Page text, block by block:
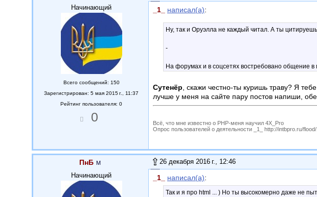
Начинающий
Всего сообщений: 150
Зарегистрирован: 5 мая 2015 г., 11:37
Рейтинг пользователя: 0
0
_1_ написал(а):
Ну, так и Оруэлла не каждый читал. А ты
-
На форумах и в соцсетях востребовано общение
Чем больше методов модерации знает
Чтоб управлять дискуссией, не обязательно
Сутенёр, скажи честно-ты куришь траву? Я
лучше у меня на сайте пару постов напиши,
Всё, что мне известно о PHP-меня научил 4X_Pro
Опрос пользователей о деятельности _1_ http://intbpro.ru/
ПнБ
Начинающий
26 декабря 2016 г., 12:46
_1_ написал(а):
Так и я про html ... ) Но ты высокомерно даже не